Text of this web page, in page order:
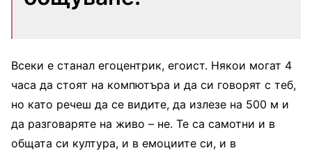
Всеки е станал егоцентрик, егоист. Някои могат 4
часа да стоят на компютъра и да си говорят с теб,
но като речеш да се видите, да излезе на 500 м и
да разговаряте на живо – не. Те са самотни и в
общата си култура, и в емоциите си, и в